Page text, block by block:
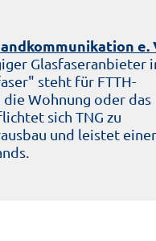
e.
Glasfaseranbieter
steht für FTTH-
Wohnung oder das
sich TNG zu
und leistet